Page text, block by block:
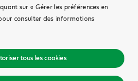
sur « Gérer les préférences en
consulter des informations
tous les cookies